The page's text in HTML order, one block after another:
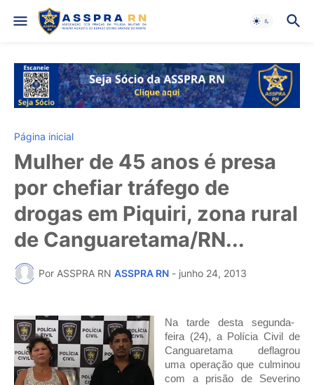
Página inicial
Mulher de 45 anos é presa
por chefiar tráfego de
drogas em Piquiri, zona rural
de Canguaretama/RN...
Por ASSPRA RN ASSPRA RN - junho 24, 2013
Na tarde desta segunda-
feira (24), a Polícia Civil de
Canguaretama deflagrou
uma operação que culminou
com a prisão de Severino